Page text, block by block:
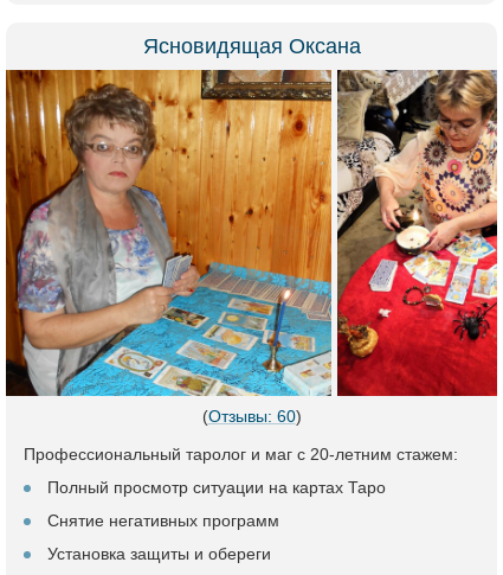
Ясновидящая Оксана
(Отзывы: 60)
Профессиональный таролог и маг с 20-летним стажем:
Полный просмотр ситуации на картах Таро
Снятие негативных программ
Установка защиты и обереги